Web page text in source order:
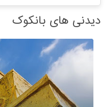
دیدنی های بانکوک